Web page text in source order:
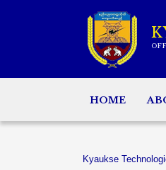
HOME
Kyaukse